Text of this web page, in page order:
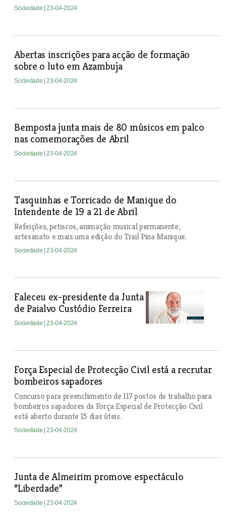
Sociedade | 23-04-2024
Abertas inscrições para acção de formação
sobre o luto em Azambuja
Sociedade | 23-04-2024
Bemposta junta mais de 80 músicos em palco
nas comemorações de Abril
Sociedade | 23-04-2024
Tasquinhas e Torricado de Manique do
Intendente de 19 a 21 de Abril
Refeições, petiscos, animação musical permanente,
artesanato e mais uma edição do Trail Pina Manique.
Sociedade | 23-04-2024
Faleceu ex-presidente da Junta
de Paialvo Custódio Ferreira
Sociedade | 23-04-2024
Força Especial de Protecção Civil está a recrutar
bombeiros sapadores
Concurso para preenchimento de 117 postos de trabalho para
bombeiros sapadores da Força Especial de Protecção Civil
está aberto durante 15 dias úteis.
Sociedade | 23-04-2024
Junta de Almeirim promove espectáculo
“Liberdade”
Sociedade | 23-04-2024